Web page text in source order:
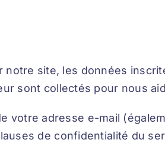
notre site, les données
sont collectés pour nous
votre adresse e-mail
de confidentialité du